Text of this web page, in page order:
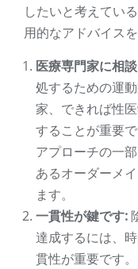
したいと考えてい
用的なアドバイス
医療専門家に相
処するための運
家、できれば性
することが重要
アプローチの一
あるオーダーメ
ます。
一貫性が鍵です:
達成するには、
貫性が重要です